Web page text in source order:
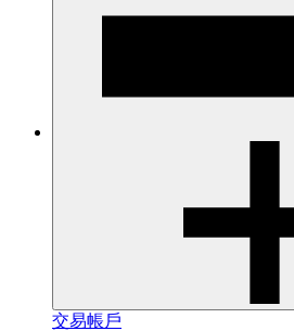
交易帳戶